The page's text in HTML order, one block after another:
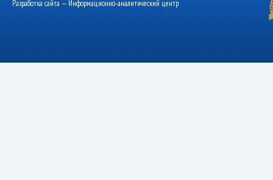
Разработка сайта — Информационно-аналитический центр